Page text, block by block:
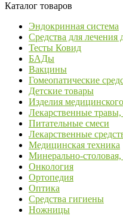
Каталог товаров
Эндокринная система
Средства для
Тесты Ковид
БАДы
Вакцины
Гомеопатические
Детские товары
Изделия
Лекарственные
Питательные смеси
Лекарственные
Медицинская техника
Минерально-столовая,
Онкология
Ортопедия
Оптика
Средства гигиены
Ножницы